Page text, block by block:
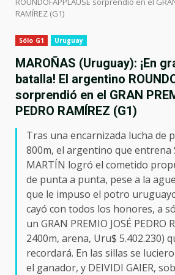
RAMÍREZ (G1)
Sólo G1 Uruguay
MAROÑAS (Uruguay): ¡En
batalla! El argentino
sorprendió en el GRAN
PEDRO RAMÍREZ (G1)
Tras una encarnizada lucha de
800m, el argentino que entrena
MARTÍN logró el cometido
de punta a punta, pese a la
que le impuso el potro
cayó con todos los honores, a
un GRAN PREMIO JOSÉ PEDRO
2400m, arena, Uru$ 5.402.230)
recordará. En las sillas se
el ganador, y DEIVIDI GAIER,